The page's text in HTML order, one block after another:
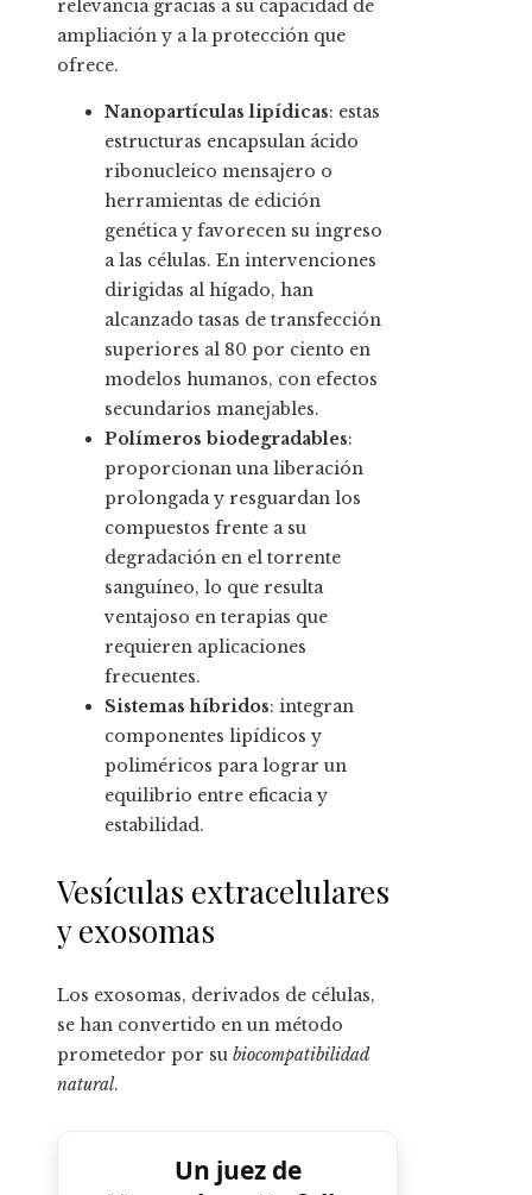
relevancia gracias a su capacidad de
ampliación y a la protección que
ofrece.
Nanopartículas lipídicas: estas
estructuras encapsulan ácido
ribonucleico mensajero o
herramientas de edición
genética y favorecen su ingreso
a las células. En intervenciones
dirigidas al hígado, han
alcanzado tasas de transfección
superiores al 80 por ciento en
modelos humanos, con efectos
secundarios manejables.
Polímeros biodegradables:
proporcionan una liberación
prolongada y resguardan los
compuestos frente a su
degradación en el torrente
sanguíneo, lo que resulta
ventajoso en terapias que
requieren aplicaciones
frecuentes.
Sistemas híbridos: integran
componentes lipídicos y
poliméricos para lograr un
equilibrio entre eficacia y
estabilidad.
Vesículas extracelulares
y exosomas
Los exosomas, derivados de células,
se han convertido en un método
prometedor por su biocompatibilidad
natural.
Un juez de